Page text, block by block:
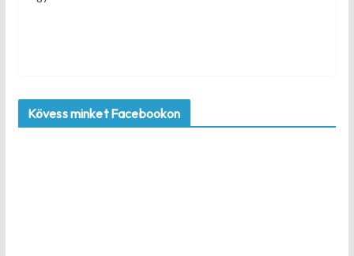
Kövess minket Facebookon